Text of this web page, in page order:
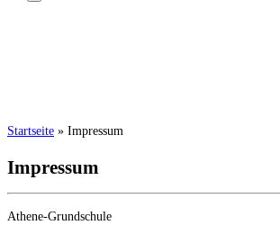
Startseite » Impressum
Impressum
Athene-Grundschule